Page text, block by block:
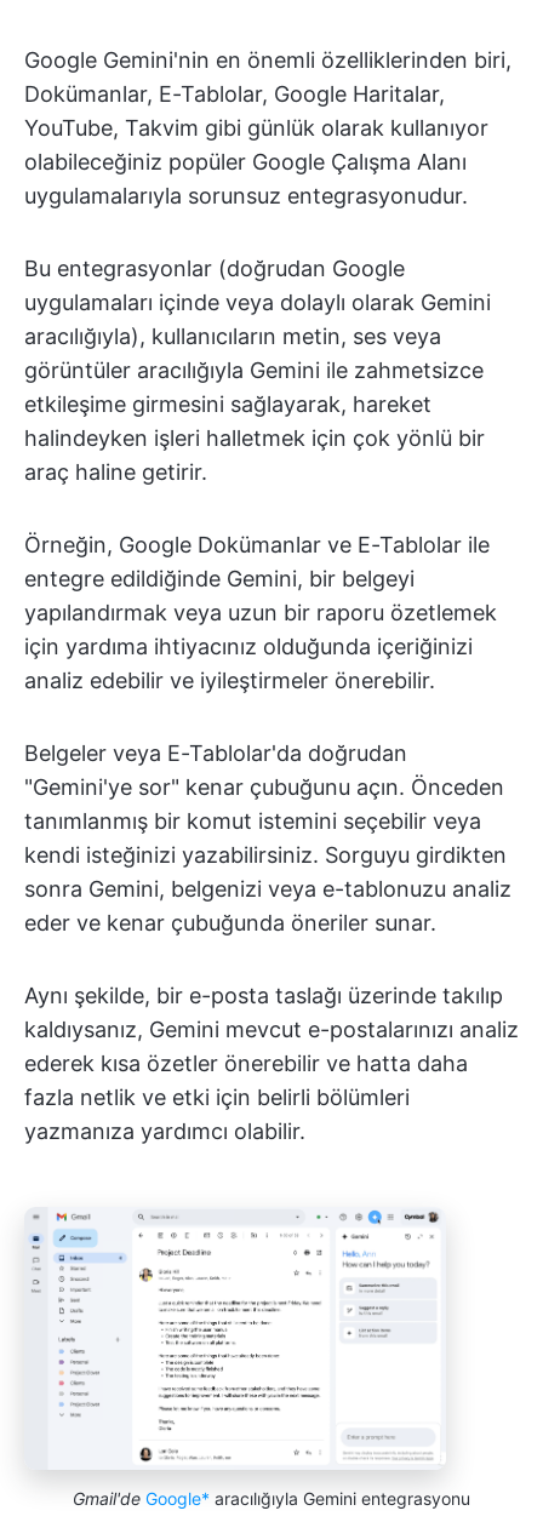
Google Gemini'nin en önemli özelliklerinden biri,
Dokümanlar, E-Tablolar, Google Haritalar,
YouTube, Takvim gibi günlük olarak kullanıyor
olabileceğiniz popüler Google Çalışma Alanı
uygulamalarıyla sorunsuz entegrasyonudur.
Bu entegrasyonlar (doğrudan Google
uygulamaları içinde veya dolaylı olarak Gemini
aracılığıyla), kullanıcıların metin, ses veya
görüntüler aracılığıyla Gemini ile zahmetsizce
etkileşime girmesini sağlayarak, hareket
halindeyken işleri halletmek için çok yönlü bir
araç haline getirir.
Örneğin, Google Dokümanlar ve E-Tablolar ile
entegre edildiğinde Gemini, bir belgeyi
yapılandırmak veya uzun bir raporu özetlemek
için yardıma ihtiyacınız olduğunda içeriğinizi
analiz edebilir ve iyileştirmeler önerebilir.
Belgeler veya E-Tablolar'da doğrudan
"Gemini'ye sor" kenar çubuğunu açın. Önceden
tanımlanmış bir komut istemini seçebilir veya
kendi isteğinizi yazabilirsiniz. Sorguyu girdikten
sonra Gemini, belgenizi veya e-tablonuzu analiz
eder ve kenar çubuğunda öneriler sunar.
Aynı şekilde, bir e-posta taslağı üzerinde takılıp
kaldıysanız, Gemini mevcut e-postalarınızı analiz
ederek kısa özetler önerebilir ve hatta daha
fazla netlik ve etki için belirli bölümleri
yazmanıza yardımcı olabilir.
Gmail'de Google* aracılığıyla Gemini entegrasyonu